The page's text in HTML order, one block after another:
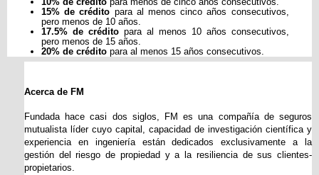
15% de crédito para al menos cinco años consecutivos,
pero menos de 10 años.
17.5% de créditopara al menos 10 años consecutivos,
pero menos de 15 años.
20% de crédito para al menos 15 años consecutivos.
Acerca de FM
Fundada hace casi dos siglos, FM es una compañía de seguros
mutualista líder cuyo capital, capacidad de investigación científica y
experiencia en ingeniería están dedicados exclusivamente a la
gestión del riesgo de propiedad y a la resiliencia de sus clientes-
propietarios.